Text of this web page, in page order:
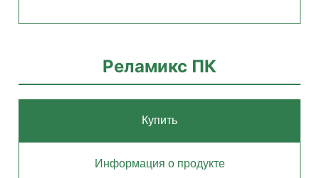
Реламикс ПК
Купить
Информация о продукте